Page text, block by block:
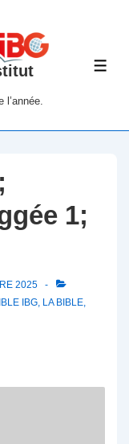
l’année.
1;
2025
IBG, LA BIBLE,